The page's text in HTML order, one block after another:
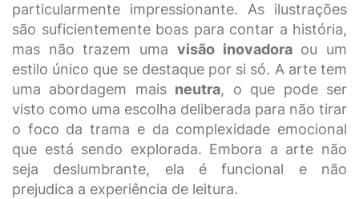
particularmente impressionante. As ilustrações
são suficientemente boas para contar a história,
mas não trazem uma visão inovadoraou um
estilo único que se destaque por si só. A arte tem
uma abordagem mais neutra, o que pode ser
visto como uma escolha deliberada para não tirar
o foco da trama e da complexidade emocional
que está sendo explorada. Embora a arte não
seja deslumbrante, ela é funcional e não
prejudica a experiência de leitura.